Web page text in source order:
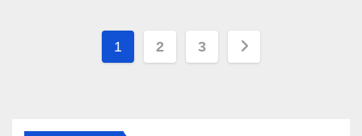
Paginasi
1 2 3